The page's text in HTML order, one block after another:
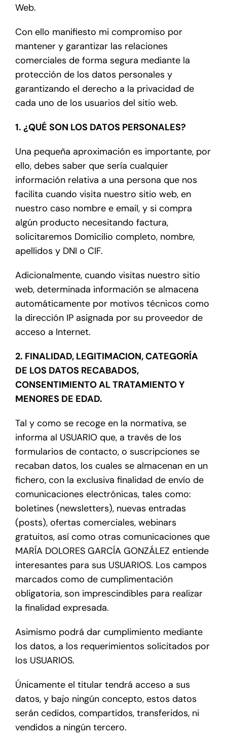
Web.
Con ello manifiesto mi compromiso por
mantener y garantizar las relaciones
comerciales de forma segura mediante la
protección de los datos personales y
garantizando el derecho a la privacidad de
cada uno de los usuarios del sitio web.
1. ¿QUÉ SON LOS DATOS PERSONALES?
Una pequeña aproximación es importante, por
ello, debes saber que sería cualquier
información relativa a una persona que nos
facilita cuando visita nuestro sitio web, en
nuestro caso nombre e email, y si compra
algún producto necesitando factura,
solicitaremos Domicilio completo, nombre,
apellidos y DNI o CIF.
Adicionalmente, cuando visitas nuestro sitio
web, determinada información se almacena
automáticamente por motivos técnicos como
la dirección IP asignada por su proveedor de
acceso a Internet.
2. FINALIDAD, LEGITIMACION, CATEGORÍA
DE LOS DATOS RECABADOS,
CONSENTIMIENTO AL TRATAMIENTO Y
MENORES DE EDAD.
Tal y como se recoge en la normativa, se
informa al USUARIO que, a través de los
formularios de contacto, o suscripciones se
recaban datos, los cuales se almacenan en un
fichero, con la exclusiva finalidad de envío de
comunicaciones electrónicas, tales como:
boletines (newsletters), nuevas entradas
(posts), ofertas comerciales, webinars
gratuitos, así como otras comunicaciones que
MARÍA DOLORES GARCÍA GONZÁLEZ entiende
interesantes para sus USUARIOS. Los campos
marcados como de cumplimentación
obligatoria, son imprescindibles para realizar
la finalidad expresada.
Asimismo podrá dar cumplimiento mediante
los datos, a los requerimientos solicitados por
los USUARIOS.
Únicamente el titular tendrá acceso a sus
datos, y bajo ningún concepto, estos datos
serán cedidos, compartidos, transferidos, ni
vendidos a ningún tercero.